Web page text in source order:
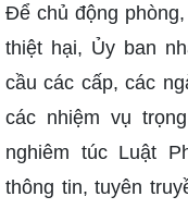
Để chủ động
thiệt hại, Ủy ban
cầu các cấp, các
các nhiệm vụ
nghiêm túc Luật
thông tin, tuyên